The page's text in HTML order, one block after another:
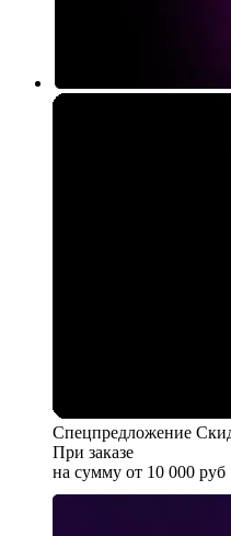
Спецпредложение
При заказе
на сумму от 10 000 руб